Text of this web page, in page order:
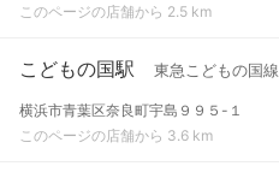
このページの店舗から 2.5 km
こどもの国駅 東急こどもの国線
横浜市青葉区奈良町宇島９９５-１
このページの店舗から 3.6 km